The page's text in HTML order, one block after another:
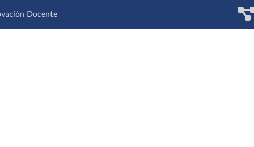
Docente